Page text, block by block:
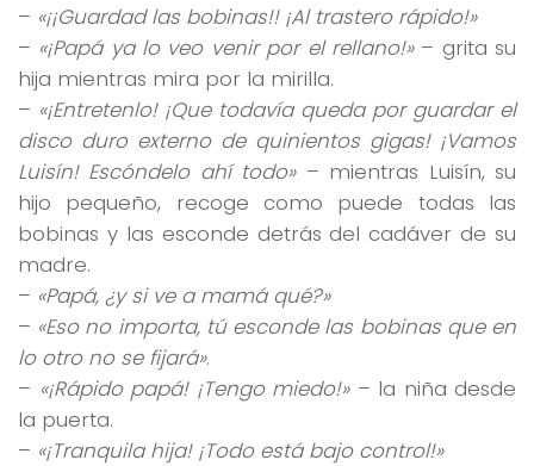
– «¡¡Guardad las bobinas!! ¡Al trastero rápido!»
– «¡Papá ya lo veo venir por el rellano!»– grita su
hija mientras mira por la mirilla.
– «¡Entretenlo! ¡Que todavía queda por guardar el
disco duro externo de quinientos gigas! ¡Vamos
Luisín! Escóndelo ahí todo»– mientras Luisín, su
hijo pequeño, recoge como puede todas las
bobinas y las esconde detrás del cadáver de su
madre.
– «Papá, ¿y si ve a mamá qué?»
– «Eso no importa, tú esconde las bobinas que en
lo otro no se fijará».
– «¡Rápido papá! ¡Tengo miedo!»– la niña desde
la puerta.
– «¡Tranquila hija! ¡Todo está bajo control!»